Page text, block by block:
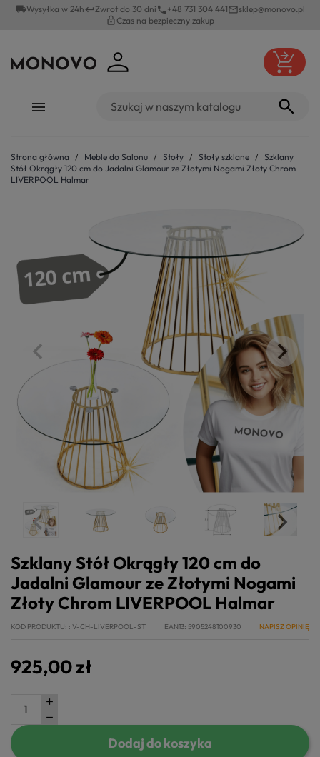
local_shippingWysyłka w 24hkeyboard_returnZwrot do 30 dni phone +48 731 304 441mail_outlinesklep@monovo.pl
lock_outlineCzas na bezpieczny zakup
Strona główna Meble do Salonu Stoły Stoły szklane
Szklany
Stół Okrągły 120 cm do Jadalni Glamour ze Złotymi Nogami Złoty Chrom
LIVERPOOL Halmar
Szklany Stół Okrągły 120 cm do
Jadalni Glamour ze Złotymi Nogami
Złoty Chrom LIVERPOOL Halmar
KOD PRODUKTU: V-CH-LIVERPOOL-ST EAN13 5905248100930 NAPISZ OPINIĘ
925,00 zł
Dodaj do koszyka